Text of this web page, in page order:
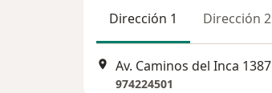
Dirección 1 Dirección 2
Av. Caminos del Inca 1387
974224501